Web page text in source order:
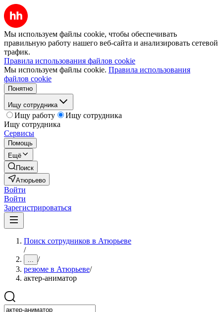
Мы используем файлы cookie, чтобы обеспечивать
правильную работу нашего веб-сайта и анализировать сетевой
трафик.
Правила использования файлов cookie
Мы используем файлы cookie. Правила использования
файлов cookie
Понятно
Ищу сотрудника
Ищу работу
Ищу сотрудника
Ищу сотрудника
Сервисы
Помощь
Ещё
Поиск
Атюрьево
Войти
Войти
Зарегистрироваться
Поиск сотрудников в Атюрьеве
/
... /
резюме в Атюрьеве/
актер-аниматор